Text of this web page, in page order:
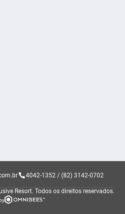
4042-1352 / (82) 3142-0702
Resort. Todos os direitos reservados.